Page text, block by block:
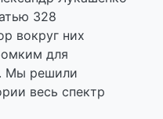
328
вокруг них
для
Мы решили
весь спектр